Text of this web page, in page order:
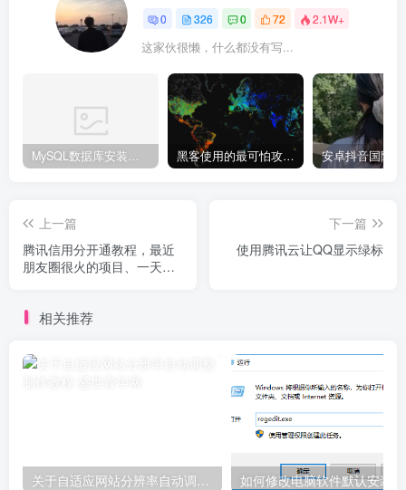
0 326 0 72 2.1W+
这家伙很懒，什么都没有写...
黑客使用的最可怕攻击手段有哪些?
上一篇
腾讯信用分开通教程，最近
朋友圈很火的项目、一天轻
下一篇
使用腾讯云让QQ显示绿标
相关推荐
关于自适应网站分辨率自动调整制作教程